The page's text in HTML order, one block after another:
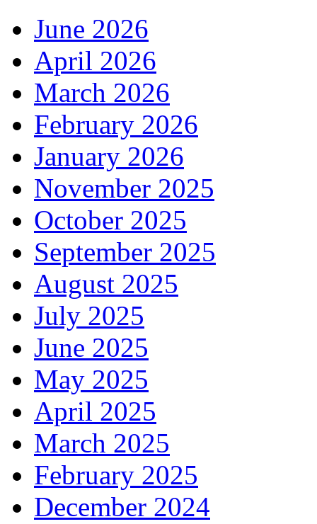
June 2026
April 2026
March 2026
February 2026
January 2026
November 2025
October 2025
September 2025
August 2025
July 2025
June 2025
May 2025
April 2025
March 2025
February 2025
December 2024